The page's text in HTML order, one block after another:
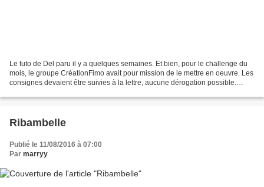
Le tuto de Del paru il y a quelques semaines. Et bien, pour le challenge du
mois, le groupe CréationFimo avait pour mission de le mettre en oeuvre. Les
consignes devaient être suivies à la lettre, aucune dérogation possible.
Ribambelle
Publié le 11/08/2016 à 07:00
Par marryy